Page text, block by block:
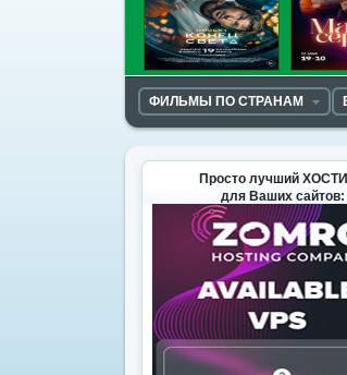
ФИЛЬМЫ ПО СТРАНАМ
Просто лучший
для Ваших сайтов: